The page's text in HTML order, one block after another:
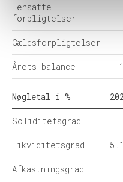
Hensatte
forpligtelser
Gældsforpligtelser
Årets balance
Nøgletal i %
Soliditetsgrad
Likviditetsgrad
Afkastningsgrad